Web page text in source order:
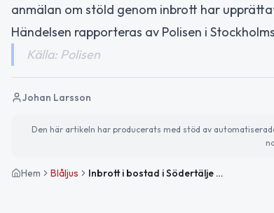
anmälan om stöld genom inbrott har
Händelsen rapporteras av Polisen i
Källa: Polisen
Johan Larsson
Den här artikeln har producerats med stöd av
Hem Blåljus Inbrott i bostad i Södertälje bekräftat av polis